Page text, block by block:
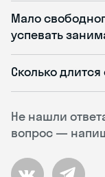
Не нашли
вопрос —
Мало
успевать
Сколько